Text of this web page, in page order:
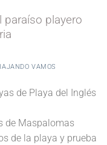
paraíso playero
VAMOS
de Playa del Inglés
de Maspalomas
de la playa y prueba